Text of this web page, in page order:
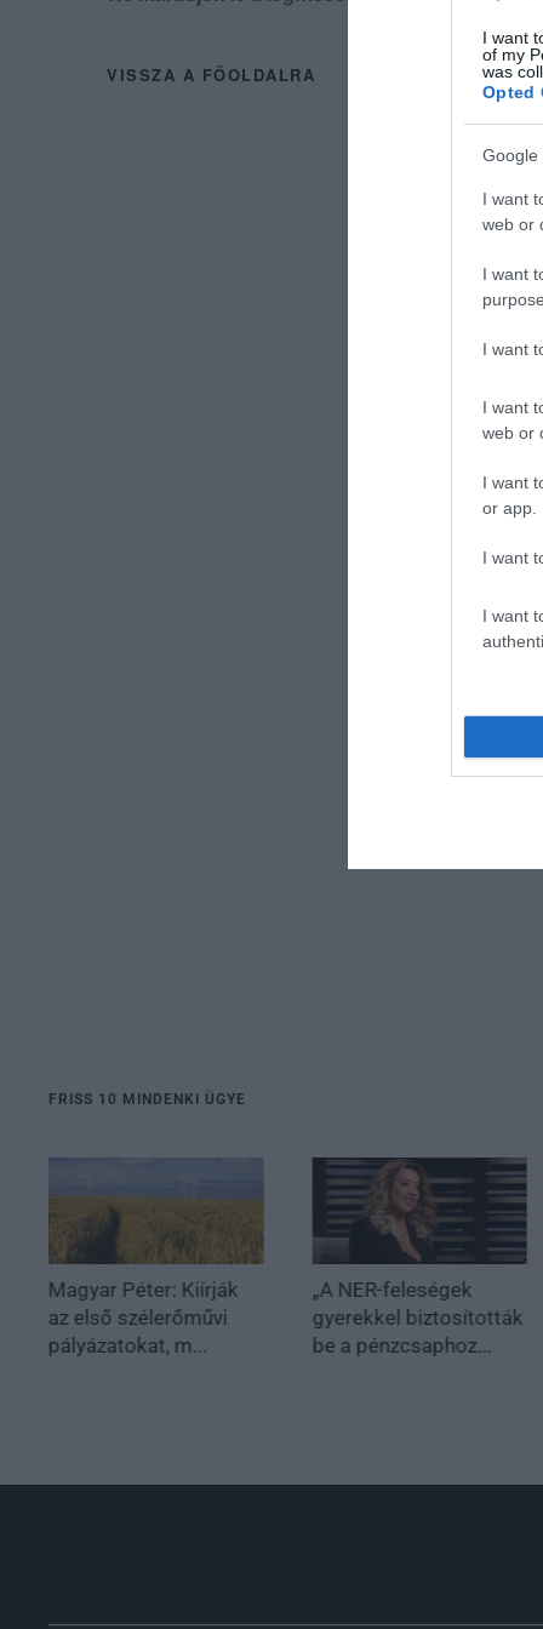
I want
of my
was
Opted
Google
I want
web or
I want
I want
I want
web or
I want
or app.
I want
I want
VISSZA A FŐOLDALRA
FRISS 10 MINDENKI ÜGYE
Magyar Péter: Kiírják
az első szélerőművi
pályázatokat, m...
„A NER-feleségek
gyerekkel biztosították
be a pénzcsaphoz...